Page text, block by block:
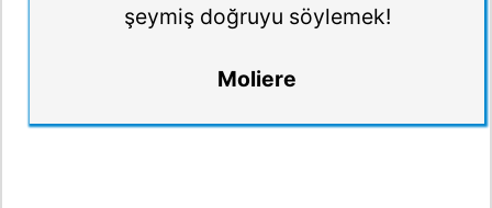
şeymiş doğruyu söylemek!
Moliere